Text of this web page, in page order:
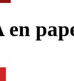
en